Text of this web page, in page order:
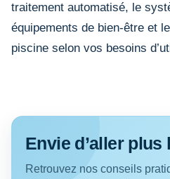
traitement automatisé, le
équipements de bien-être et
piscine selon vos besoins
Envie d’aller plus
Retrouvez nos conseils